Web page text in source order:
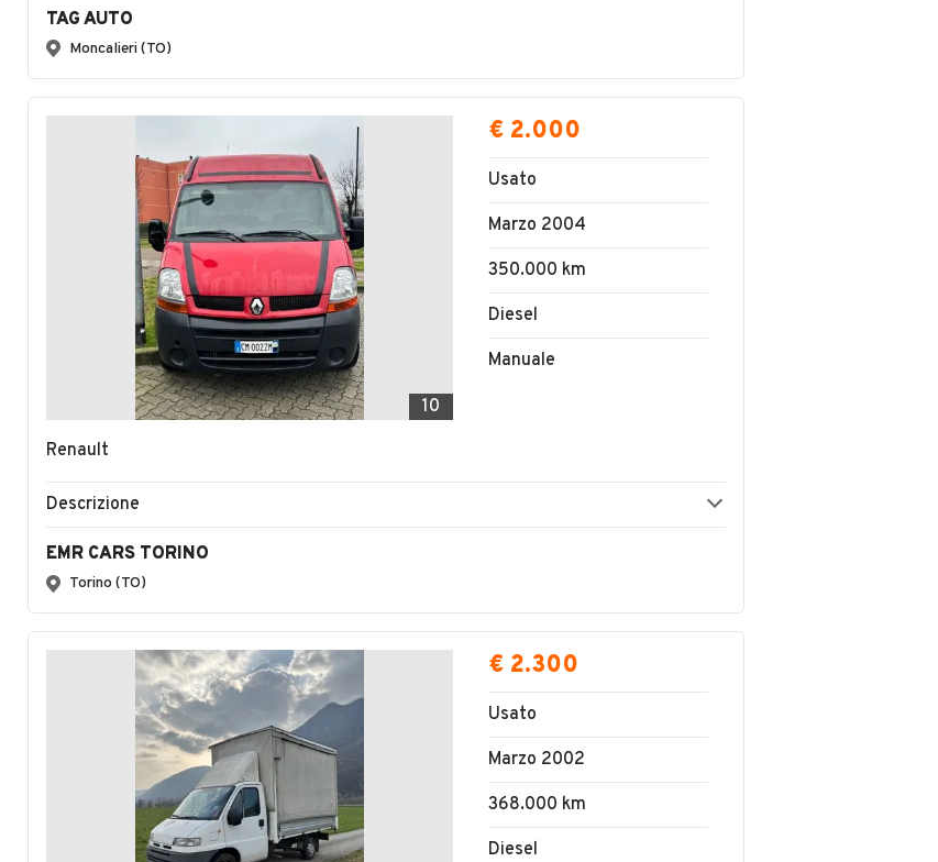
TAG AUTO
Moncalieri (TO)
10
Renault
€ 2.000
Usato
Marzo 2004
350.000 km
Diesel
Manuale
Descrizione
EMR CARS TORINO
Torino (TO)
€ 2.300
Usato
Marzo 2002
368.000 km
Diesel